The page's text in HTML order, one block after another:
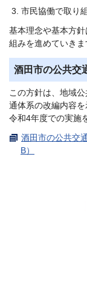
市民協働で取り
基本理念や基本方
組みを進めていきま
酒田市の公共交
この方針は、地域
通体系の改編内容を
令和4年度での実施
酒田市の公共交
B）